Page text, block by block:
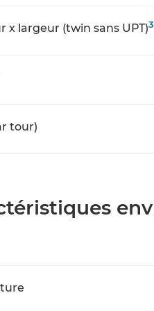
x largeur (twin sans UPT)3
tour)